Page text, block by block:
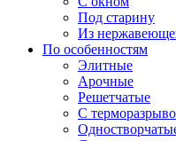
Под старину
Из
По особенностям
Элитные
Арочные
Решетчатые
С